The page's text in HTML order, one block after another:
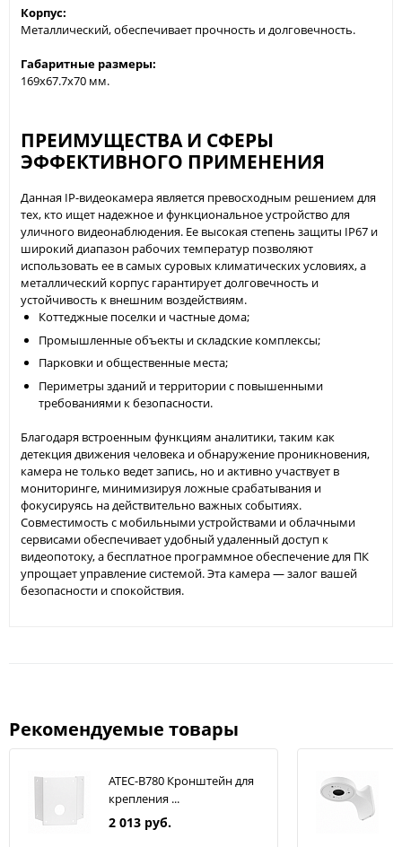
Корпус:
Металлический, обеспечивает прочность и долговечность.
Габаритные размеры:
169x67.7x70 мм.
ПРЕИМУЩЕСТВА И СФЕРЫ
ЭФФЕКТИВНОГО ПРИМЕНЕНИЯ
Данная IP-видеокамера является превосходным решением для
тех, кто ищет надежное и функциональное устройство для
уличного видеонаблюдения. Ее высокая степень защиты IP67 и
широкий диапазон рабочих температур позволяют
использовать ее в самых суровых климатических условиях, а
металлический корпус гарантирует долговечность и
устойчивость к внешним воздействиям.
Коттеджные поселки и частные дома;
Промышленные объекты и складские комплексы;
Парковки и общественные места;
Периметры зданий и территории с повышенными
требованиями к безопасности.
Благодаря встроенным функциям аналитики, таким как
детекция движения человека и обнаружение проникновения,
камера не только ведет запись, но и активно участвует в
мониторинге, минимизируя ложные срабатывания и
фокусируясь на действительно важных событиях.
Совместимость с мобильными устройствами и облачными
сервисами обеспечивает удобный удаленный доступ к
видеопотоку, а бесплатное программное обеспечение для ПК
упрощает управление системой. Эта камера — залог вашей
безопасности и спокойствия.
Рекомендуемые товары
ATEC-B780 Кронштейн для
крепления ...
2 013 руб.